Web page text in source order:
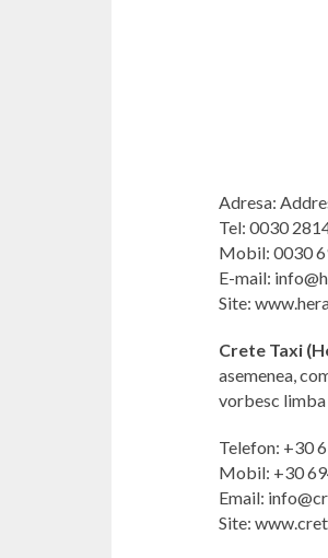
Adresa:
Tel: 0030
Mobil: 0030
E-mail:
Site:
Crete Taxi
asemenea,
vorbesc limba
Telefon: +30
Mobil: +30
Email:
Site: